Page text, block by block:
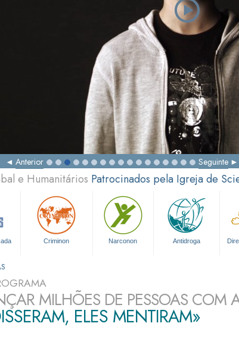
Anterior Seguinte
e Humanitários Patrocinados pela Igreja de
Criminon Narconon Antidroga
MILHÕES DE PESSOAS COM
ELES MENTIRAM»